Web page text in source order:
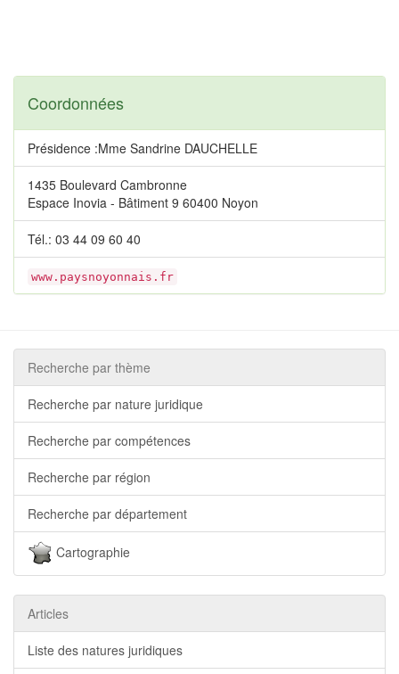
Coordonnées
Présidence :Mme Sandrine DAUCHELLE
1435 Boulevard Cambronne
Espace Inovia - Bâtiment 9 60400 Noyon
Tél.: 03 44 09 60 40
www.paysnoyonnais.fr
Recherche par thème
Recherche par nature juridique
Recherche par compétences
Recherche par région
Recherche par département
Cartographie
Articles
Liste des natures juridiques